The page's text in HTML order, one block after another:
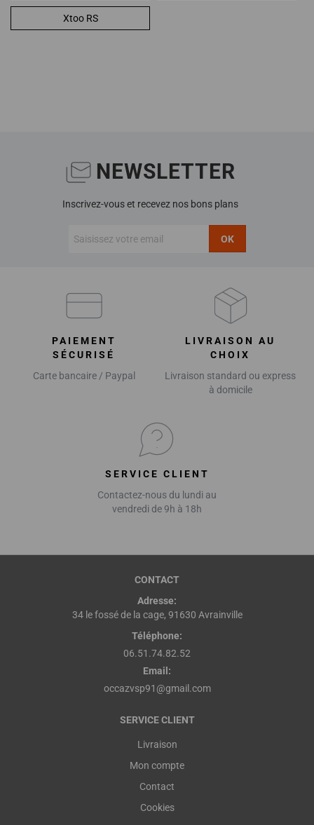
Xtoo RS
NEWSLETTER
Inscrivez-vous et recevez nos bons plans
OK
PAIEMENT
SÉCURISÉ
Carte bancaire / Paypal
LIVRAISON AU
CHOIX
Livraison standard ou express
à domicile
SERVICE CLIENT
Contactez-nous du lundi au
vendredi de 9h à 18h
CONTACT
Adresse:
34 le fossé de la cage, 91630 Avrainville
Téléphone:
06.51.74.82.52
Email:
occazvsp91@gmail.com
SERVICE CLIENT
Livraison
Mon compte
Contact
Cookies